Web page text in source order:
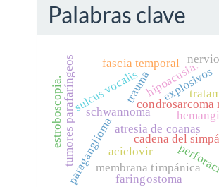
Palabras clave
schwannoma
paraganglioma
tumores parafaríngeos cadena del
atresia de coanas
condrosarcoma
membrana timpánica
trauma explosivos
hipoacusia.
sulcus vocalis
fascia temporal
estroboscopia.
aciclovir
faringostoma